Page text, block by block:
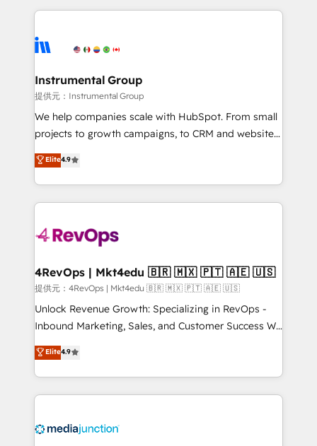
Ongoing Management: Monthly tune-ups, feature
rollouts, adoption coaching. Buying HubSpot,
built for the work.
service creative agencies in the HubSpot
winning design to build scalable, globally
marketing campaigns, & RevOps frameworks that
fuel long-term success We connect the entire
customer lifecycle through seamless integrations,
ensure long-term adoption with change-
and service to drive sustainable growth With 6 key
HubSpot accreditations and experience across
teams has worked with clients just like you Let’s
explore whether S2 is the partner you’ve been
looking for...and get your next big initiative moving!
Instrumental Group
提供元：Instrumental Group
We help companies scale with HubSpot. From small
projects to growth campaigns, to CRM and websites.
Hire an agency that's experienced in every inch of
HubSpot and willing to work hand-in-hand with your
team to simplify the complex and build a better
experience for your team and customers.
Elite4.9
4RevOps | Mkt4edu 🇧🇷 🇲🇽 🇵🇹 🇦🇪 🇺🇸
提供元：4RevOps | Mkt4edu 🇧🇷 🇲🇽 🇵🇹 🇦🇪 🇺🇸
Unlock Revenue Growth: Specializing in RevOps -
Inbound Marketing, Sales, and Customer Success We
specialize in driving revenue growth for companies
across industries through tailored marketing, sales,
and customer success strategies, utilizing RevOps
methodologies. As Latin America's largest HubSpot
offer unparalleled insights. Operating in five
Elite4.9